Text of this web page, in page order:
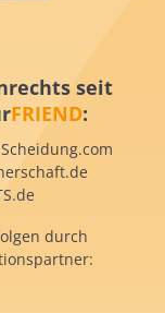
seit
FRIEND:
durch